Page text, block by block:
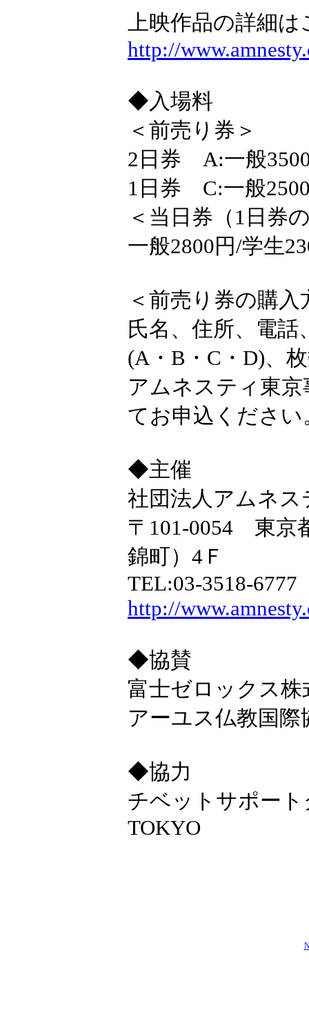
上映作品の詳細は
http://
◆入場料
＜前売り券＞
2日券 A:一般
1日券 C:一般
＜当日券（1日券
一般2800円/学生
＜前売り券の購入
氏名、住所、電
(A・B・C・D)、
アムネスティ東
てお申込ください
◆主催
社団法人アムネ
〒101-0054 東京
錦町）4Ｆ
TEL:03-3518-
http://
◆協賛
富士ゼロックス
アーユス仏教国
◆協力
チベットサポー
TOKYO